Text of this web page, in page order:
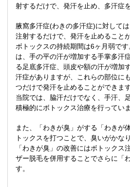
射するだけで、発汗を止め、多汗症
腋窩多汗症(わきの多汗症)に対して
注射するだけで、発汗を止めること
ボトックスの持続期間は6ヶ月弱で
は、手の平の汗が増加する手掌多汗
る足底多汗症、頭皮や額の汗が増加
汗症がありますが、これらの部位に
つだけで発汗を止めることができます
当院では、脇汗だけでなく、手汗、
積極的にボトックス治療を行っていま
また、「わきが臭」がする「わきが
トックスを打つことで、臭いがかな
「わきが臭」の改善にはボトックス
ザー脱毛を併用することでさらに「
す。